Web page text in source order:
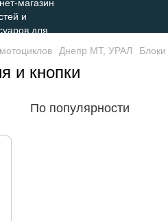
Днепр МТ, УРАЛ
и кнопки
По популярности